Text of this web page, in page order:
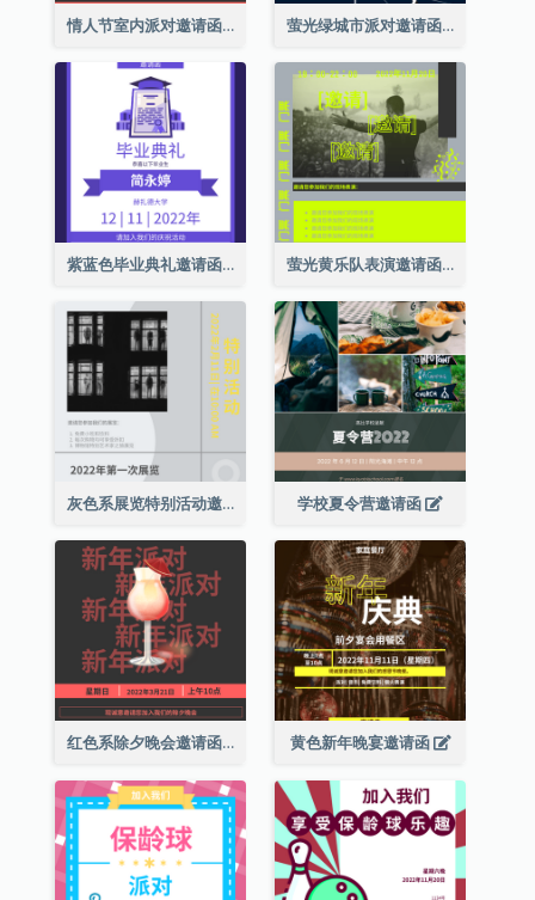
情人节室内派对邀请函 萤光绿城市派对邀请函
紫蓝色毕业典礼邀请函 萤光黄乐队表演邀请函
灰色系展览特别活动邀请函 学校夏令营邀请函
红色系除夕晚会邀请函 黄色新年晚宴邀请函